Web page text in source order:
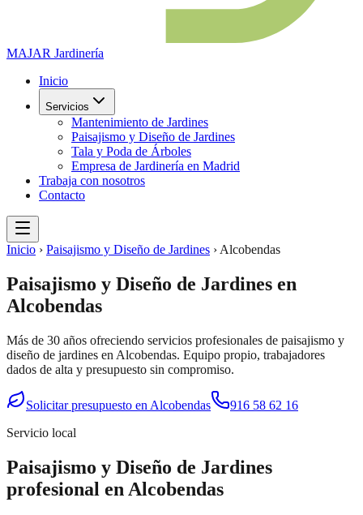
MAJAR Jardinería
Inicio
Servicios
Mantenimiento de Jardines
Paisajismo y Diseño de Jardines
Tala y Poda de Árboles
Empresa de Jardinería en Madrid
Trabaja con nosotros
Contacto
Inicio › Paisajismo y Diseño de Jardines › Alcobendas
Paisajismo y Diseño de Jardines en
Alcobendas
Más de 30 años ofreciendo servicios profesionales de paisajismo y
diseño de jardines en Alcobendas. Equipo propio, trabajadores
dados de alta y presupuesto sin compromiso.
Solicitar presupuesto en Alcobendas
916 58 62 16
Servicio local
Paisajismo y Diseño de Jardines
profesional en Alcobendas